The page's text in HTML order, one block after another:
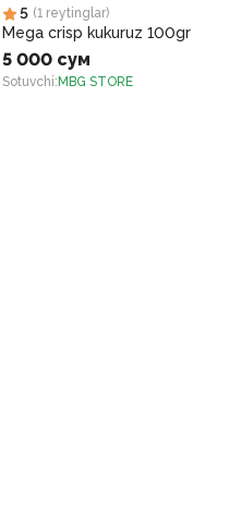
5 (1 reytinglar)
Mega crisp kukuruz 100gr
5 000 сум
Sotuvchi: MBG STORE